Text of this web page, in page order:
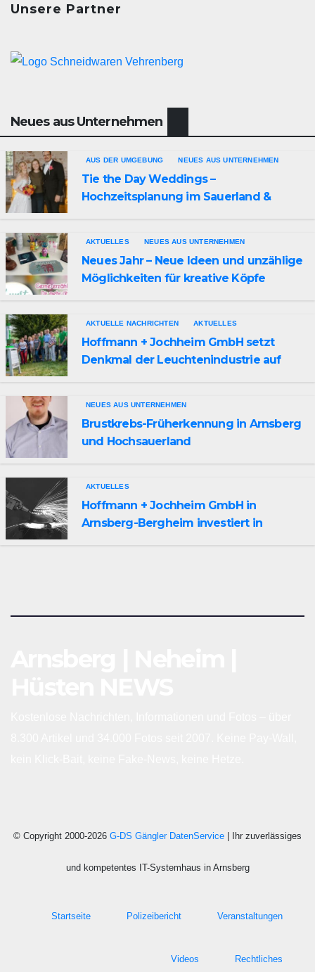
Unsere Partner
Neues aus Unternehmen
AUS DER UMGEBUNG NEUES AUS UNTERNEHMEN
Tie the Day Weddings –
Hochzeitsplanung im Sauerland &
AKTUELLES NEUES AUS UNTERNEHMEN
Neues Jahr – Neue Ideen und unzählige
Möglichkeiten für kreative Köpfe
AKTUELLE NACHRICHTEN AKTUELLES
Hoffmann + Jochheim GmbH setzt
Denkmal der Leuchtenindustrie auf
NEUES AUS UNTERNEHMEN
Brustkrebs-Früherkennung in Arnsberg
und Hochsauerland
AKTUELLES
Hoffmann + Jochheim GmbH in
Arnsberg-Bergheim investiert in
© Copyright 2000-2026 G-DS Gängler DatenService | Ihr zuverlässiges
und kompetentes IT-Systemhaus in Arnsberg
Startseite Polizeibericht Veranstaltungen
Videos Rechtliches